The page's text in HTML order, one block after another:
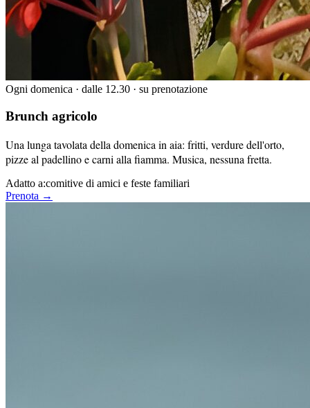
Ogni domenica · dalle 12.30 · su prenotazione
Brunch agricolo
Una lunga tavolata della domenica in aia: fritti, verdure dell'orto,
pizze al padellino e carni alla fiamma. Musica, nessuna fretta.
Adatto a:comitive di amici e feste familiari
Prenota →